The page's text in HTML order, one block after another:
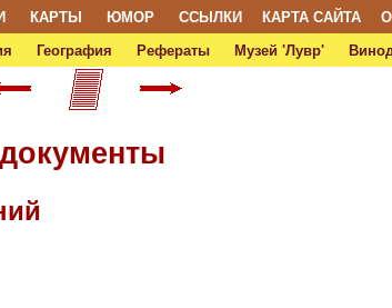
КАРТЫ ЮМОР ССЫЛКИ КАРТА САЙТА
География Рефераты Музей 'Лувр'